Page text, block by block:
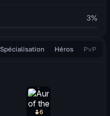
3%
Spécialisation Héros PvP
6